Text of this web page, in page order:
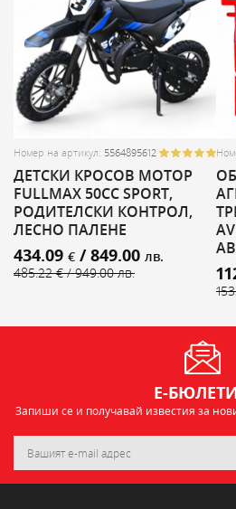
Номер на артикул: 5564895612
ДЕТСКИ КРОСОВ МОТОР
FULLMAX 50CC SPORT,
РОДИТЕЛСКИ КОНТРОЛ,
ЛЕСНО ПАЛЕНЕ
434.09 € / 849.00 лв.
485.22 € / 949.00 лв.
Е-
Запиши се и получавай известия за